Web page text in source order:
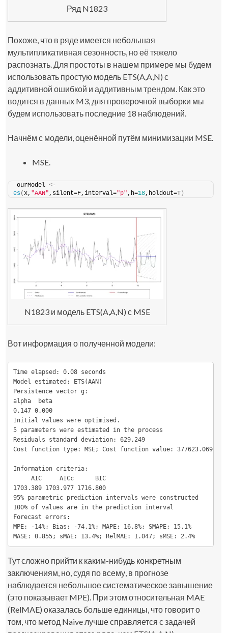
Ряд N1823
Похоже, что в ряде имеется небольшая
мультипликативная сезонность, но её тяжело
распознать. Для простоты в нашем примере мы будем
использовать простую модель ETS(A,A,N) с
аддитивной ошибкой и аддитивным трендом. Как это
водится в данных M3, для проверочной выборки мы
будем использовать последние 18 наблюдений.
Начнём с модели, оценённой путём минимизации MSE.
MSE.
ourModel <
es(x, "AAN" ,silent=F,interval="p" ,h=18,holdout=T)
N1823 и модель ETS(A,A,N) с MSE
Вот информация о полученной модели:
Time elapsed: 0.08 seconds
Model estimated: ETS(AAN)
Persistence vector g:
alpha  beta
0.147 0.000
Initial values were optimised.
5 parameters were estimated in the process
Residuals standard deviation: 629.249
Cost function type: MSE; Cost function value: 377623.069
Information criteria:
     AIC     AICc      BIC
1703.389 1703.977 1716.800
95% parametric prediction intervals were constructed
100% of values are in the prediction interval
Forecast errors:
MPE: -14%; Bias: -74.1%; MAPE: 16.8%; SMAPE: 15.1%
MASE: 0.855; sMAE: 13.4%; RelMAE: 1.047; sMSE: 2.4%
Тут сложно прийти к каким-нибудь конкретным
заключениям, но, судя по всему, в прогнозе
наблюдается небольшое систематическое завышение
(это показывает MPE). При этом относительная MAE
(RelMAE) оказалась больше единицы, что говорит о
том, что метод Naive лучше справляется с задачей